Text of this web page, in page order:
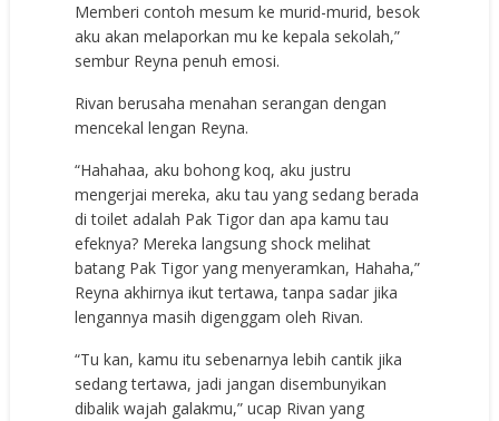
Memberi contoh mesum ke murid-murid, besok
aku akan melaporkan mu ke kepala sekolah,”
sembur Reyna penuh emosi.
Rivan berusaha menahan serangan dengan
mencekal lengan Reyna.
“Hahahaa, aku bohong koq, aku justru
mengerjai mereka, aku tau yang sedang berada
di toilet adalah Pak Tigor dan apa kamu tau
efeknya? Mereka langsung shock melihat
batang Pak Tigor yang menyeramkan, Hahaha,”
Reyna akhirnya ikut tertawa, tanpa sadar jika
lengannya masih digenggam oleh Rivan.
“Tu kan, kamu itu sebenarnya lebih cantik jika
sedang tertawa, jadi jangan disembunyikan
dibalik wajah galakmu,” ucap Rivan yang